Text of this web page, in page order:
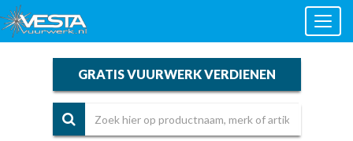
GRATIS VUURWERK VERDIENEN